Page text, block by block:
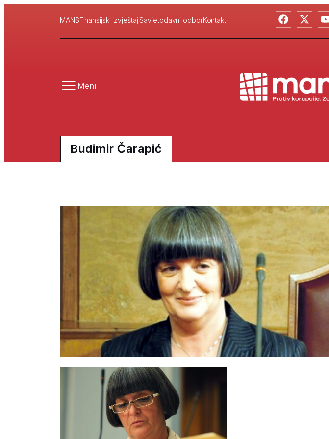
MANSFinansijski izvještajiSavjetodavni odborKontakt
Meni
Budimir Čarapić